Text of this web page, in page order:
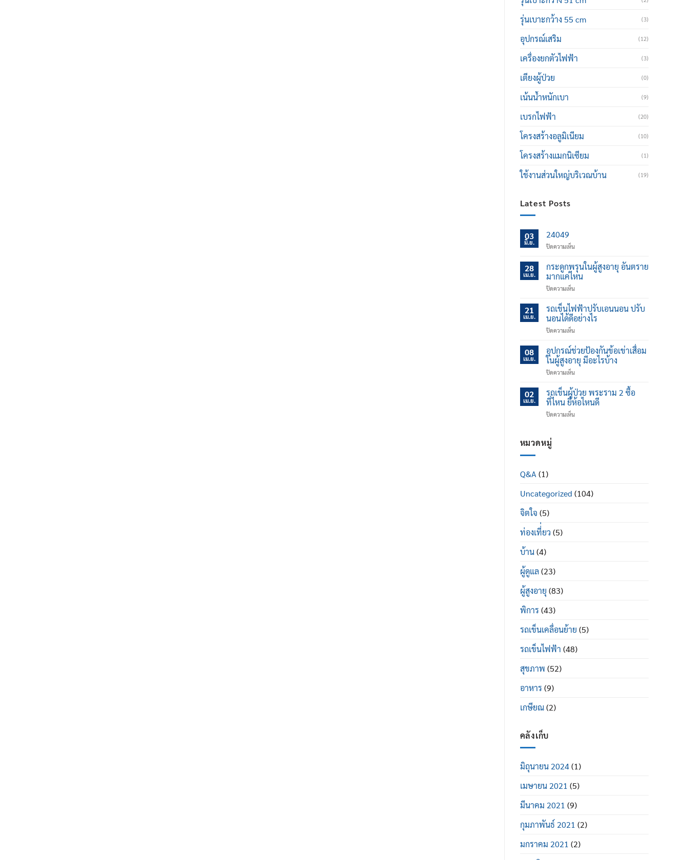
รุ่นเบาะกว้าง 55 cm (3)
อุปกรณ์เสริม (12)
เครื่องยกตัวไฟฟ้า (3)
เตียงผู้ป่วย (0)
เน้นน้ำหนักเบา (9)
เบรกไฟฟ้า (20)
โครงสร้างอลูมิเนียม (10)
โครงสร้างแมกนิเซียม (1)
ใช้งานส่วนใหญ่บริเวณบ้าน (19)
Latest Posts
03
มิ.ย.
24049
ปิดความเห็นบน
28
เม.ย.
กระดูกพรุนในผู้สูงอายุ อันตราย
มากแค่ไหน
ปิดความเห็นบน
พรุน
ใน
ผู้
สูง
อันตราย
มาก
แค่
ไหน
21
เม.ย.
รถเข็นไฟฟ้าปรับเอนนอน ปรับ
นอนได้ดีอย่างไร
ปิดความเห็นบน
เข็น
ไฟฟ้า
ปรับ
เอน
ปรับ
นอน
ดี
08
เม.ย.
อุปกรณ์ช่วยป้องกันข้อเข่าเสื่อม
ในผู้สูงอายุ มีอะไรบ้าง
ปิดความเห็นบน
ช่วย
ป้องกัน
ข้อ
เข่า
02
เม.ย.
รถเข็นผู้ป่วย พระราม 2 ซื้อ
ที่ไหน ยี่ห้อไหนดี
ปิดความเห็นบน
ยี่ห้อ
หมวดหมู่
Q&A (1)
Uncategorized (104)
จิตใจ (5)
ท่องเที่่ยว (5)
บ้าน(4)
ผู้ดูแล (23)
ผู้สูงอายุ (83)
พิการ (43)
รถเข็นเคลื่อนย้าย (5)
รถเข็นไฟฟ้า (48)
สุขภาพ (52)
อาหาร (9)
เกษียณ(2)
คลังเก็บ
มิถุนายน 2024(1)
เมษายน 2021 (5)
มีนาคม 2021 (9)
กุมภาพันธ์ 2021 (2)
มกราคม 2021 (2)